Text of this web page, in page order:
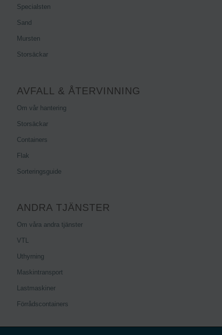
Specialsten
Sand
Mursten
Storsäckar
AVFALL & ÅTERVINNING
Om vår hantering
Storsäckar
Containers
Flak
Sorteringsguide
ANDRA TJÄNSTER
Om våra andra tjänster
VTL
Uthyrning
Maskintransport
Lastmaskiner
Förrådscontainers